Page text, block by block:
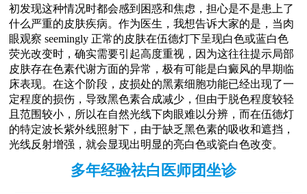
初发现这种情况时都会感到困惑和焦虑，担心是不是患上了
什么严重的皮肤疾病。作为医生，我想告诉大家的是，当肉
眼观察 seemingly 正常的皮肤在伍德灯下呈现白色或蓝白色
荧光改变时，确实需要引起高度重视，因为这往往提示局部
皮肤存在色素代谢方面的异常，极有可能是白癜风的早期临
床表现。在这个阶段，皮损处的黑素细胞功能已经出现了一
定程度的损伤，导致黑色素合成减少，但由于脱色程度较轻
且范围较小，所以在自然光线下肉眼难以分辨，而在伍德灯
的特定波长紫外线照射下，由于缺乏黑色素的吸收和遮挡，
光线反射增强，就会显现出明显的亮白色或瓷白色改变。
多年经验祛白医师团坐诊